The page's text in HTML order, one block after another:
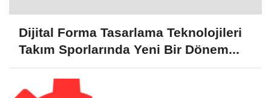
Dijital Forma Tasarlama Teknolojileri
Takım Sporlarında Yeni Bir Dönem...